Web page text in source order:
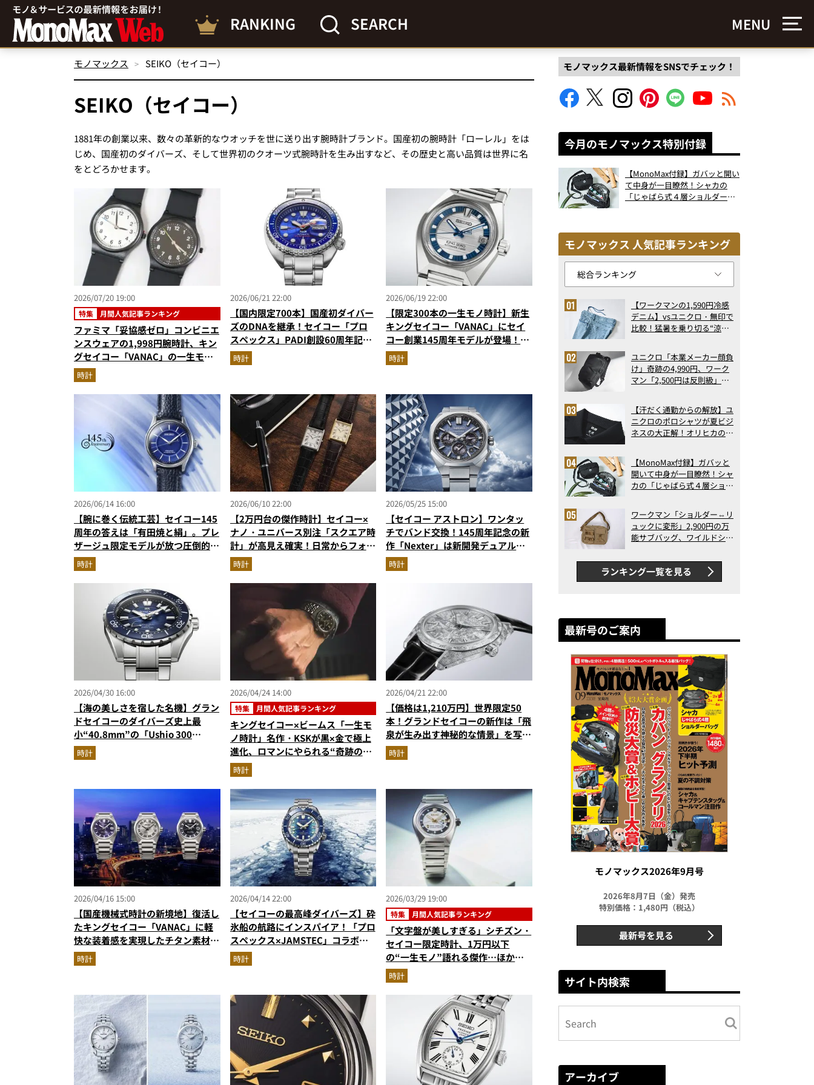
RANKING SEARCH MENU
モノマックス SEIKO（セイコー）
SEIKO（セイコー）
1881年の創業以来、数々の革新的なウオッチを世に送り出す腕時計ブランド。国産初の腕時計「ローレル」をは
じめ、国産初のダイバーズ、そして世界初のクオーツ式腕時計を生み出すなど、その歴史と高い品質は世界に名
をとどろかせます。
2026/07/20 19:00
特集 月間人気記事ランキング
ファミマ「妥協感ゼロ」コンビニエ
ンスウェアの1,998円腕時計、キン
グセイコー「VANAC」の一生モ
ノ…ほか【時計の人気記事ランキン
グベスト3】（2026年6月版）
時計
2026/06/21 22:00
【国内限定700本】国産初ダイバー
ズのDNAを継承！セイコー「プロ
スペックス」PADI創設60周年記念
モデル
時計
2026/06/19 22:00
【限定300本の一生モノ時計】新生
キングセイコー「VANAC」にセイ
コー創業145周年モデルが登場！洗
練されたコントラストが美しい大人
の名機
時計
2026/06/14 16:00
【腕に巻く伝統工芸】セイコー145
周年の答えは「有田焼と絹」。プレ
ザージュ限定モデルが放つ圧倒的な
気品
時計
2026/06/10 22:00
【2万円台の傑作時計】セイコー×
ナノ・ユニバース別注「スクエア時
計」が高見え確実！日常からフォー
マルまで活躍する新作に注目
時計
2026/05/25 15:00
【セイコー アストロン】ワンタッ
チでバンド交換！145周年記念の新
作「Nexter」は新開発デュアルタ
イム・クロノグラフ搭載
時計
2026/04/30 16:00
【海の美しさを宿した名機】グラン
ドセイコーのダイバーズ史上最
小“40.8mm”の「Ushio 300
Diver」が登場
時計
2026/04/24 14:00
特集 月間人気記事ランキング
キングセイコー×ビームス「一生モ
ノ時計」名作・KSKが黒×金で極上
進化、ロマンにやられる“奇跡の復
活”アキュトロン…ほか【時計の人
気記事ランキングベスト3】（2026
年3月版）
時計
2026/04/21 22:00
【価格は1,210万円】世界限定50
本！グランドセイコーの新作は「飛
泉が生み出す神秘的な情景」を写し
取った芸術ウォッチ
時計
2026/04/16 15:00
【国産機械式時計の新境地】復活し
たキングセイコー「VANAC」に軽
快な装着感を実現したチタン素材の
新作3型が堂々登場
時計
2026/04/14 22:00
【セイコーの最高峰ダイバーズ】砕
氷船の航路にインスパイア！「プロ
スペックス×JAMSTEC」コラボの
限定マリンマスターに注目
時計
2026/03/29 19:00
特集 月間人気記事ランキング
「文字盤が美しすぎる」シチズン・
セイコー限定時計、1万円以下
の“一生モノ”語れる傑作…ほか
【時計の人気記事ランキングベスト
3】（2026年2月版）
時計
モノマックス最新情報をSNSでチェック！
今月のモノマックス特別付録
【MonoMax付録】ガバッと開い
て中身が一目瞭然！シャカの
「じゃばら式４層ショルダーバ
モノマックス 人気記事ランキング
【ワークマンの1,590円冷感
デニム】vsユニクロ・無印で
比較！猛暑を乗り切る“涼感
で決定版
ユニクロ「本業メーカー顔負
け」奇跡の4,990円、ワーク
マン「2,500円は反則級」凄
ト3】（2026年6月版）
【汗だく通勤からの解放】ユ
ニクロのポロシャツが夏ビジ
ネスの大正解！オリヒカの透
アの実力
【MonoMax付録】ガバッと
開いて中身が一目瞭然！シャ
カの「じゃばら式４層ショル
った！
ワークマン「ショルダー⇔リ
ュックに変形」2,900円の万
能サブバッグ、ワイルドシン
録…ほか【休日バッグの人気
記事ランキングベスト3】
（2026年6月版）
ランキング一覧を見る
最新号のご案内
モノマックス2026年9月号
2026年8月7日（金）発売
特別価格：1,480円（税込）
最新号を見る
サイト内検索
アーカイブ